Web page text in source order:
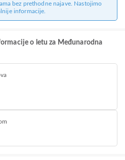
bez prethodne najave. Nastojimo
informacije.
o letu za Međunarodna